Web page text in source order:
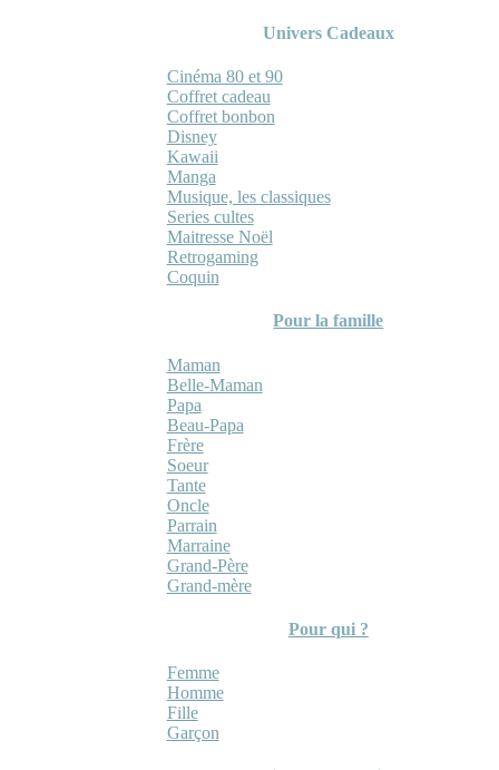
Univers Cadeaux
Cinéma 80 et 90
Coffret cadeau
Coffret bonbon
Disney
Kawaii
Manga
Musique, les classiques
Series cultes
Maitresse Noël
Retrogaming
Coquin
Pour la famille
Maman
Belle-Maman
Papa
Beau-Papa
Frère
Soeur
Tante
Oncle
Parrain
Marraine
Grand-Père
Grand-mère
Pour qui ?
Femme
Homme
Fille
Garçon